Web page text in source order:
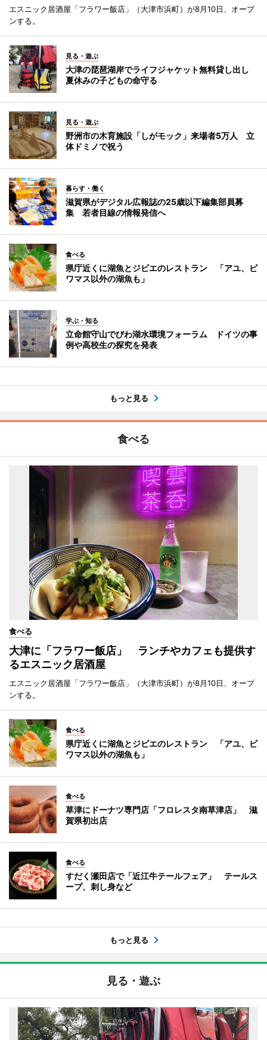
エスニック居酒屋「フラワー飯店」（大津市浜町）が8月10日、オープ
ンする。
見る・遊ぶ
大津の琵琶湖岸でライフジャケット無料貸し出し
夏休みの子どもの命守る
見る・遊ぶ
野洲市の木育施設「しがモック」来場者5万人 立
体ドミノで祝う
暮らす・働く
滋賀県がデジタル広報誌の25歳以下編集部員募
集 若者目線の情報発信へ
食べる
県庁近くに湖魚とジビエのレストラン 「アユ、ビ
ワマス以外の湖魚も」
学ぶ・知る
立命館守山でびわ湖水環境フォーラム ドイツの事
例や高校生の探究を発表
もっと見る
食べる
食べる
大津に「フラワー飯店」 ランチやカフェも提供す
るエスニック居酒屋
エスニック居酒屋「フラワー飯店」（大津市浜町）が8月10日、オープ
ンする。
食べる
県庁近くに湖魚とジビエのレストラン 「アユ、ビ
ワマス以外の湖魚も」
食べる
草津にドーナツ専門店「フロレスタ南草津店」 滋
賀県初出店
食べる
すだく瀬田店で「近江牛テールフェア」 テールス
ープ、刺し身など
もっと見る
見る・遊ぶ